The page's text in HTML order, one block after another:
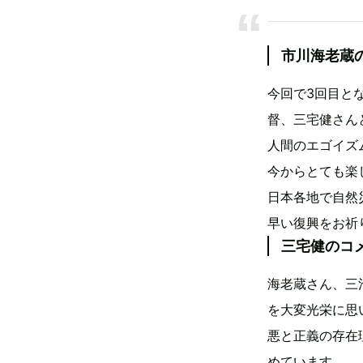
市川海老蔵
今回で3回目と
督、三宅健さん
人間のエゴイ
今からとても楽
日本各地で自
早い復興をお祈
三宅健のコ
海老蔵さん、三
を大変光栄に思
悪と正義の存在